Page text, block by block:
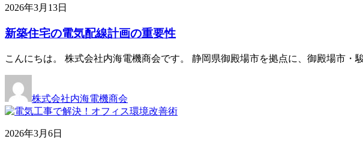
2026年3月13日
新築住宅の電気配線計画の重要性
こんにちは。 株式会社内海電機商会です。 静岡県御殿場市を拠点に、御殿場市
株式会社内海電機商会
2026年3月6日